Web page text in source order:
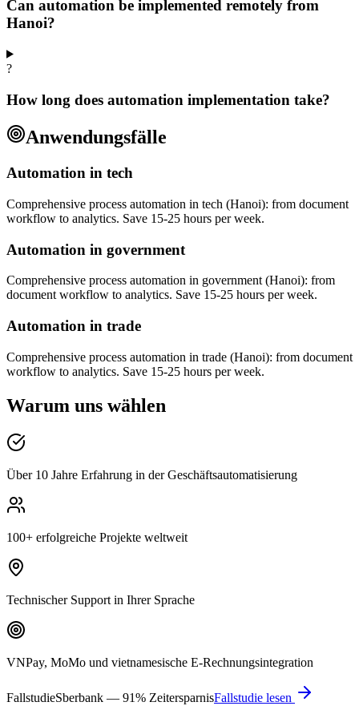
Can automation be implemented remotely from
Hanoi?
?
How long does automation implementation take?
Anwendungsfälle
Automation in tech
Comprehensive process automation in tech (Hanoi): from document
workflow to analytics. Save 15-25 hours per week.
Automation in government
Comprehensive process automation in government (Hanoi): from
document workflow to analytics. Save 15-25 hours per week.
Automation in trade
Comprehensive process automation in trade (Hanoi): from document
workflow to analytics. Save 15-25 hours per week.
Warum uns wählen
Über 10 Jahre Erfahrung in der Geschäftsautomatisierung
100+ erfolgreiche Projekte weltweit
Technischer Support in Ihrer Sprache
VNPay, MoMo und vietnamesische E-Rechnungsintegration
FallstudieSberbank — 91% ZeitersparnisFallstudie lesen